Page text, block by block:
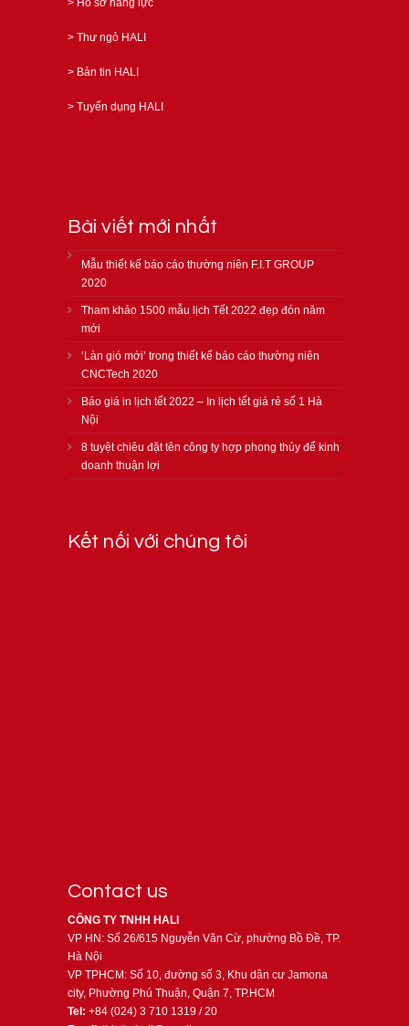
> Thư ngỏ HALI
> Bản tin HALI
> Tuyển dụng HALI
Bài viết mới nhất
Mẫu thiết kế báo cáo thường niên F.I.T GROUP
2020
Tham khảo 1500 mẫu lịch Tết 2022 đẹp đón năm
mới
‘Làn gió mới’ trong thiết kế báo cáo thường niên
CNCTech 2020
Báo giá in lịch tết 2022 – In lịch tết giá rẻ số 1 Hà
Nội
8 tuyệt chiêu đặt tên công ty hợp phong thủy để kinh
doanh thuận lợi
Kết nối với chúng tôi
Contact us
CÔNG TY TNHH HALI
VP HN: Số 26/615 Nguyễn Văn Cừ, phường Bồ Đề, TP.
Hà Nội
VP TPHCM: Số 10, đường số 3, Khu dân cư Jamona
city, Phường Phú Thuận, Quận 7, TP.HCM
Tel: +84 (024) 3 710 1319 / 20